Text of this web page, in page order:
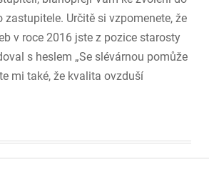
zastupitele. Určitě si vzpomenete, že
v roce 2016 jste z pozice starosty
s heslem „Se slévárnou pomůže
mi také, že kvalita ovzduší